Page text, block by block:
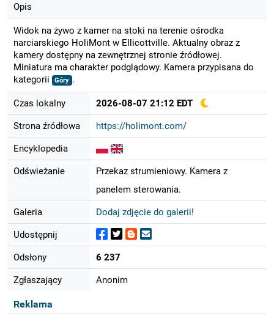
Opis
Widok na żywo z kamer na stoki na terenie ośrodka
narciarskiego HoliMont w Ellicottville. Aktualny obraz z
kamery dostępny na zewnętrznej stronie źródłowej.
Miniatura ma charakter podglądowy. Kamera przypisana do
kategorii
Góry .
Czas lokalny 2026-08-07 21:12 EDT
Strona źródłowa https://holimont.com/
Encyklopedia
Odświeżanie
Przekaz strumieniowy. Kamera z
panelem sterowania.
Galeria Dodaj zdjęcie do galerii!
Udostępnij
Odsłony 6 237
Zgłaszający Anonim
Reklama